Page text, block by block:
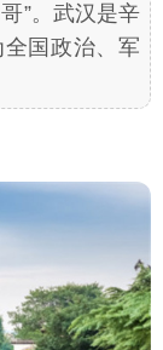
”。武汉是辛
国政治、军